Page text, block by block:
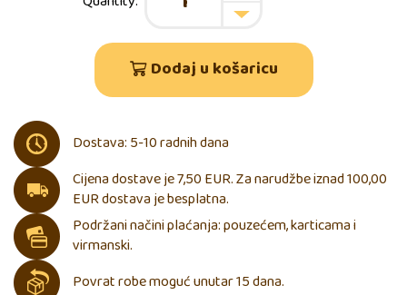
Dodaj u košaricu
Dostava: 5-10 radnih dana
Cijena dostave je 7,50 EUR. Za narudžbe iznad 100,00
EUR dostava je besplatna.
Podržani načini plaćanja: pouzećem, karticama i
virmanski.
Povrat robe moguć unutar 15 dana.